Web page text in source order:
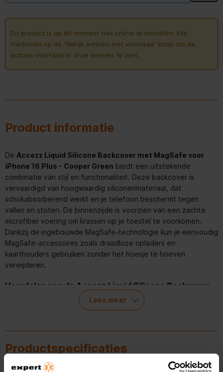
Dit product is op dit moment niet online te bestellen. Klik
hierboven op de "Bekijk winkels met voorraad" knop om de
actuele voorraad in onze winkels te zien.
Product informatie
De Accezz Liquid Silicone Backcover met MagSafe voor
iPhone 16 Plus - Cooper Green biedt een uitstekende
combinatie van stijl en functionaliteit. Deze backcover is
vervaardigd van hoogwaardig siliconenmateriaal, dat
schokabsorberend werkt en je telefoon beschermt tegen
vallen en stoten. De binnenzijde is voorzien van een zachte
microfiber voering om krassen op je toestel te voorkomen.
Dankzij de ingebouwde MagSafe-technologie kun je eenvoudig
MagSafe-accessoires zoals draadloze opladers en
kaarthouders gebruiken zonder het hoesje te hoeven
verwijderen.
Voordelen van de Accezz Liquid Silicone Backcover
Schokabsorberend siliconenmateriaal
van accessoires
Strak en slank design dat het oorspronkelijke uiterlijk van je
iPhone behoudt
Lees meer
Productspecificaties